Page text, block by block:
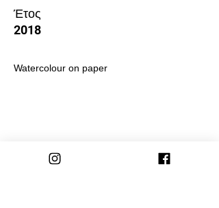
Έτος
2018
Watercolour on paper